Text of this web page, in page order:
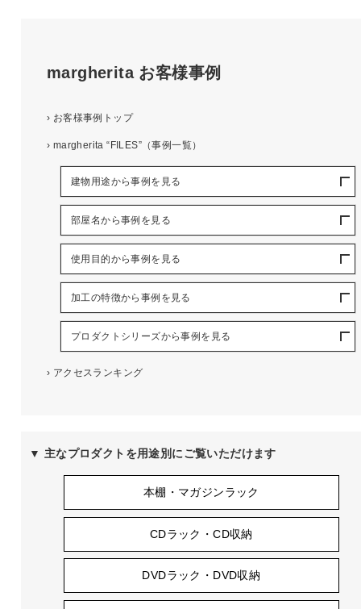
margherita お客様事例
› お客様事例トップ
› margherita “FILES”（事例一覧）
建物用途から事例を見る
部屋名から事例を見る
使用目的から事例を見る
加工の特徴から事例を見る
プロダクトシリーズから事例を見る
› アクセスランキング
▼ 主なプロダクトを用途別にご覧いただけます
本棚・マガジンラック
CDラック・CD収納
DVDラック・DVD収納